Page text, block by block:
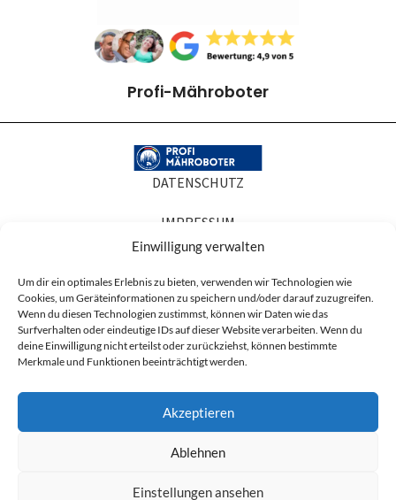
Einwilligung verwalten
Um dir ein optimales Erlebnis zu bieten, verwenden wir Technologien wie
Cookies, um Geräteinformationen zu speichern und/oder darauf zuzugreifen.
Wenn du diesen Technologien zustimmst, können wir Daten wie das
Surfverhalten oder eindeutige IDs auf dieser Website verarbeiten. Wenn du
deine Einwilligung nicht erteilst oder zurückziehst, können bestimmte
Merkmale und Funktionen beeinträchtigt werden.
Akzeptieren
Ablehnen
Einstellungen ansehen
Profi-Mähroboter
DATENSCHUTZ
IMPRESSUM
AGB
Produktabbildungen dienen der Illustration. Sie können Zubehör oder
Ausstattung zeigen, die nicht zum Lieferumfang gehören, und in Details vom
Artikelbeschreibung.
* Alle Preise sind Nettopreise zzgl. der ges. MwSt. (19%) und ggf. anfallender
Versandkosten.
UVP: